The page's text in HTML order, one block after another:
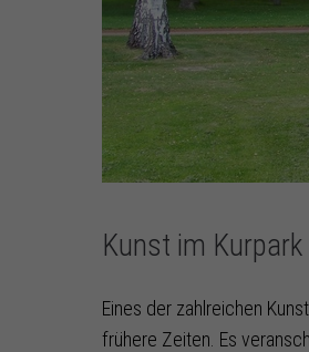
Kunst im Kurpark
Eines der zahlreichen
frühere Zeiten. Es